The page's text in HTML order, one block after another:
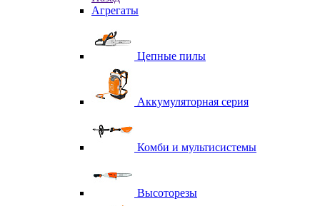
Агрегаты
Цепные пилы
Аккумуляторная серия
Комби и мультисистемы
Высоторезы